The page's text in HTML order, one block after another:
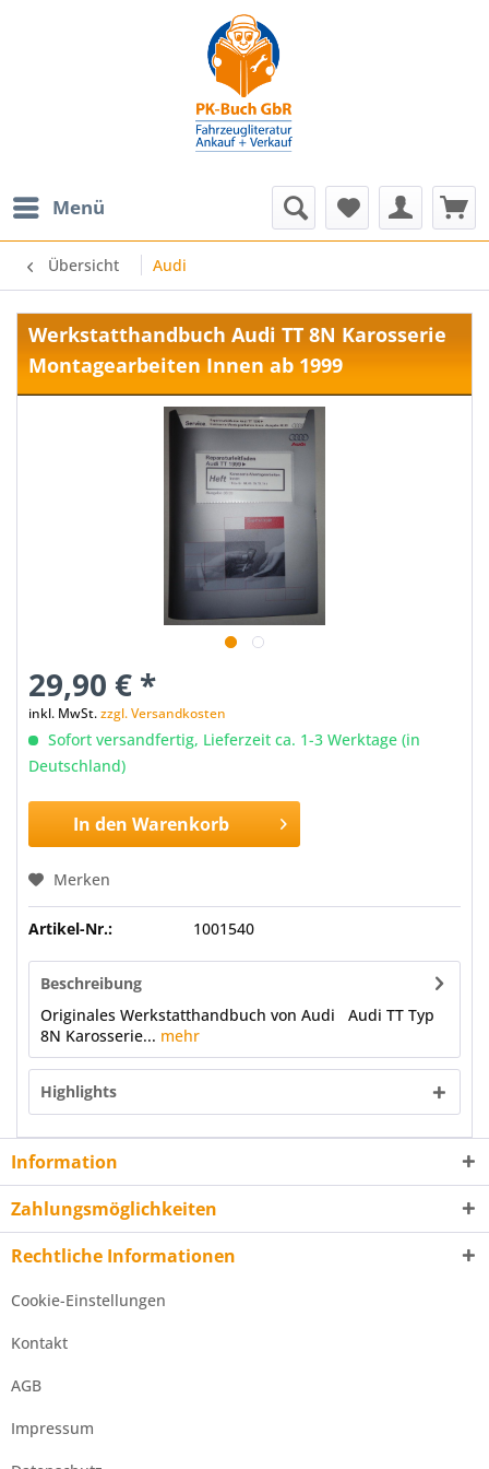
Menü
Übersicht Audi
Werkstatthandbuch Audi TT 8N Karosserie
Montagearbeiten Innen ab 1999
29,90 € *
inkl. MwSt.zzgl. Versandkosten
Sofort versandfertig, Lieferzeit ca. 1-3 Werktage (in
Deutschland)
In den Warenkorb
Merken
Artikel-Nr.: 1001540
Beschreibung
Originales Werkstatthandbuch von Audi Audi TT Typ
8N Karosserie... mehr
Highlights
Information
Zahlungsmöglichkeiten
Rechtliche Informationen
Cookie-Einstellungen
Kontakt
AGB
Impressum